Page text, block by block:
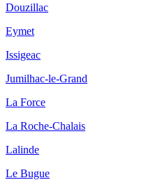
Douzillac
Eymet
Issigeac
Jumilhac-le-Grand
La Force
La Roche-Chalais
Lalinde
Le Bugue